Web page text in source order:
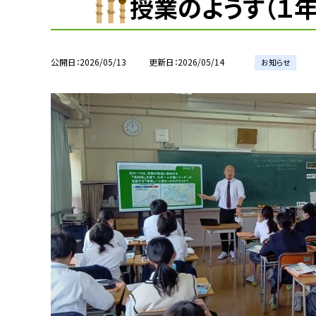
授業のようす（１
公開日 2026/05/13 更新日 2026/05/14 お知らせ